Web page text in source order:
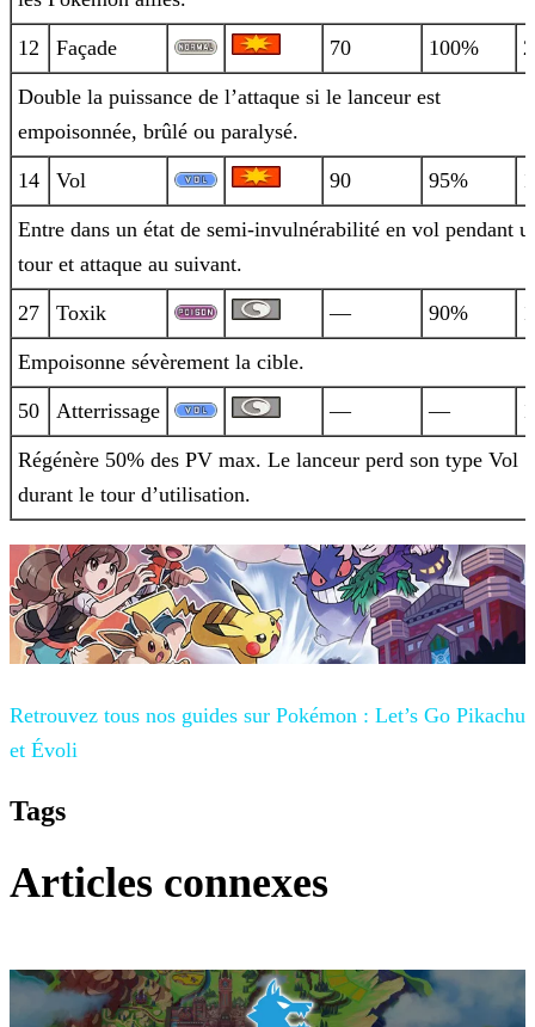
12 Façade 70 100%
Double la puissance de l’attaque si le lanceur est
empoisonnée, brûlé ou paralysé.
14 Vol 90 95%
Entre dans un état de semi-invulnérabilité en vol pendant
tour et attaque au suivant.
27 Toxik — 90%
Empoisonne sévèrement la cible.
50 Atterrissage — —
Régénère 50% des PV max. Le lanceur perd son type Vol
durant le tour d’utilisation.
Retrouvez tous nos guides sur Pokémon : Let’s Go Pikachu
et Évoli
Tags
Articles connexes